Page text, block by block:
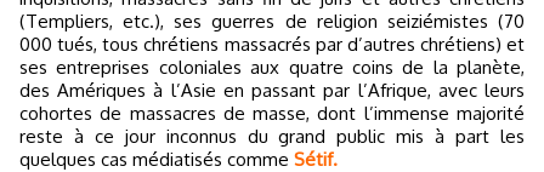
(Templiers, etc.), ses guerres de religion seiziémistes (70
000 tués, tous chrétiens massacrés par d’autres chrétiens) et
ses entreprises coloniales aux quatre coins de la planète,
des Amériques à l’Asie en passant par l’Afrique, avec leurs
cohortes de massacres de masse, dont l’immense majorité
reste à ce jour inconnus du grand public mis à part les
quelques cas médiatisés comme Sétif.